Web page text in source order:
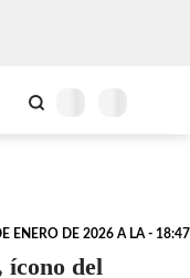
ENERO DE 2026 A LA - 18:47
ícono del